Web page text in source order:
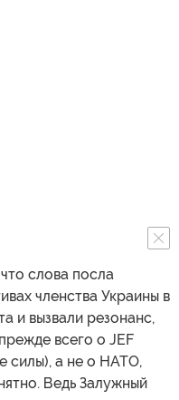
слова посла
членства Украины в
и вызвали резонанс,
всего о JEF
силы), а не о НАТО,
Ведь Залужный